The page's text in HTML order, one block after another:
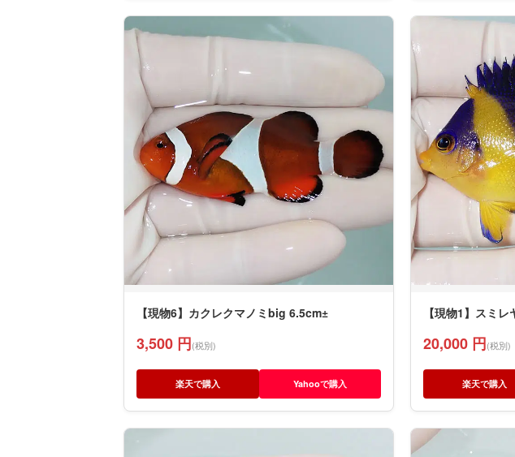
【現物6】カクレクマノミbig 6.5cm±
3,500 円(税別)
楽天で購入 Yahooで購入
【現物1】スミ
20,000 円(税別)
楽天で購入